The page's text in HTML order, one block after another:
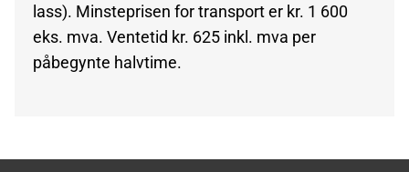
lass). Minsteprisen for transport er kr. 1 600
eks. mva. Ventetid kr. 625 inkl. mva per
påbegynte halvtime.